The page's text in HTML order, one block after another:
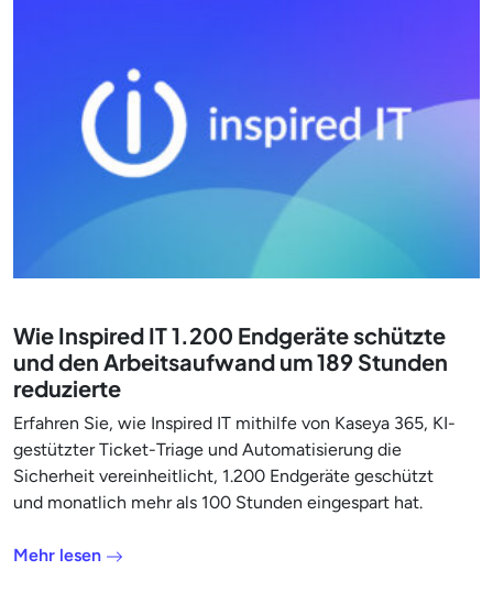
Wie Inspired IT 1.200 Endgeräte schützte
und den Arbeitsaufwand um 189 Stunden
reduzierte
Erfahren Sie, wie Inspired IT mithilfe von Kaseya 365, KI-
gestützter Ticket-Triage und Automatisierung die
Sicherheit vereinheitlicht, 1.200 Endgeräte geschützt
und monatlich mehr als 100 Stunden eingespart hat.
Mehr lesen